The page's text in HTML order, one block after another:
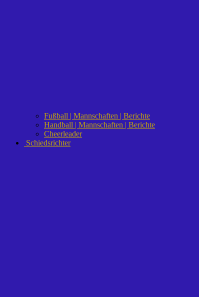
Fußball | Mannschaften | Berichte
Handball | Mannschaften | Berichte
Cheerleader
Schiedsrichter